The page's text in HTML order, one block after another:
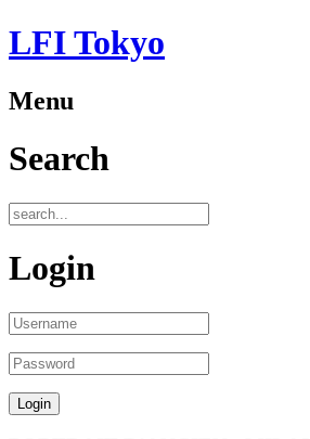
LFI Tokyo
Menu
Search
Login